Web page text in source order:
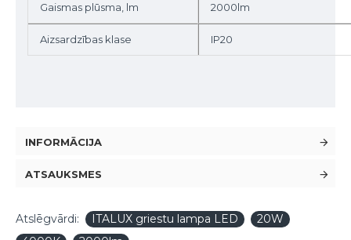
Gaismas plūsma, lm 2000lm
Aizsardzības klase IP20
INFORMĀCIJA
ATSAUKSMES
Atslēgvārdi: ITALUX griestu lampa LED
20W